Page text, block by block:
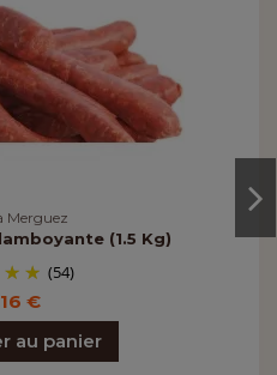
Merguez
(1.5 Kg)
(54)
€
au panier